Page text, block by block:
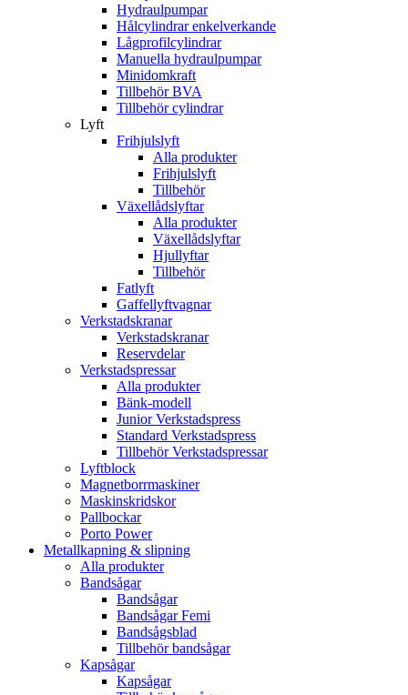
Hydraulpumpar
Hålcylindrar enkelverkande
Lågprofilcylindrar
Manuella hydraulpumpar
Minidomkraft
Tillbehör BVA
Tillbehör cylindrar
Lyft
Frihjulslyft
Alla produkter
Frihjulslyft
Tillbehör
Växellådslyftar
Alla produkter
Växellådslyftar
Hjullyftar
Tillbehör
Fatlyft
Gaffellyftvagnar
Verkstadskranar
Verkstadskranar
Reservdelar
Verkstadspressar
Alla produkter
Bänk-modell
Junior Verkstadspress
Standard Verkstadspress
Tillbehör Verkstadspressar
Lyftblock
Magnetborrmaskiner
Maskinskridskor
Pallbockar
Porto Power
Metallkapning & slipning
Alla produkter
Bandsågar
Bandsågar
Bandsågar Femi
Bandsågsblad
Tillbehör bandsågar
Kapsågar
Kapsågar